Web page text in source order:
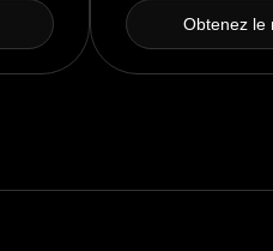
Obtenez le